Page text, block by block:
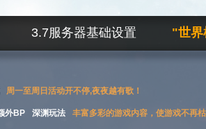
3.7服务器基础设置 "世界
周一至周日活动开不停,夜夜越有歌！
外BP 深渊玩法 丰富多彩的游戏内容，使游戏不再枯